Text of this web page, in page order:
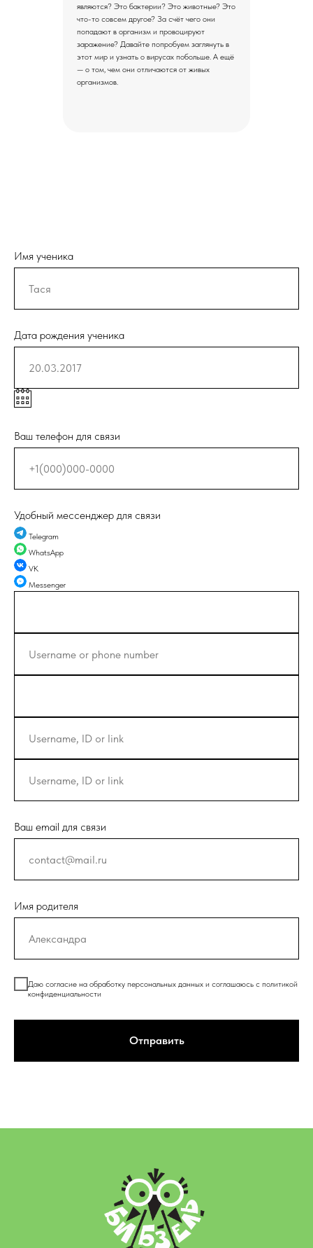
являются? Это бактерии? Это животные? Это
что-то совсем другое? За счёт чего они
попадают в организм и провоцируют
заражение? Давайте попробуем заглянуть в
этот мир и узнать о вирусах побольше. А ещё
— о том, чем они отличаются от живых
организмов.
Имя ученика
Дата рождения ученика
Ваш телефон для связи
Удобный мессенджер для связи
Telegram
WhatsApp
VK
Messenger
Ваш email для связи
Имя родителя
Даю согласие на обработку персональных данных и соглашаюсь c политикой
конфиденциальности
Отправить